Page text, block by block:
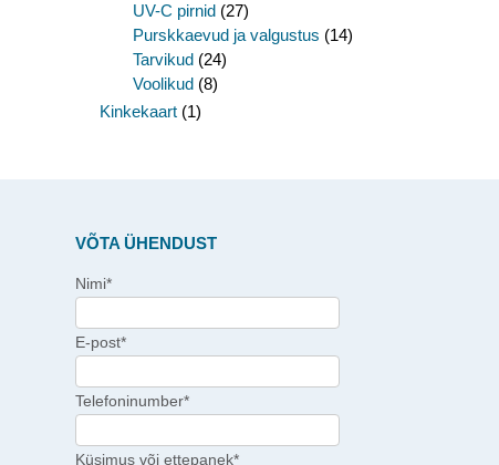
UV-C pirnid (27)
Purskkaevud ja valgustus (14)
Tarvikud (24)
Voolikud (8)
Kinkekaart (1)
VÕTA ÜHENDUST
Nimi*
E-post*
Telefoninumber*
Küsimus või ettepanek*